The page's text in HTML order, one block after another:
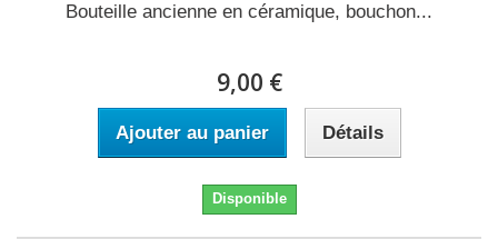
Bouteille ancienne en céramique, bouchon...
9,00 €
Ajouter au panier Détails
Disponible